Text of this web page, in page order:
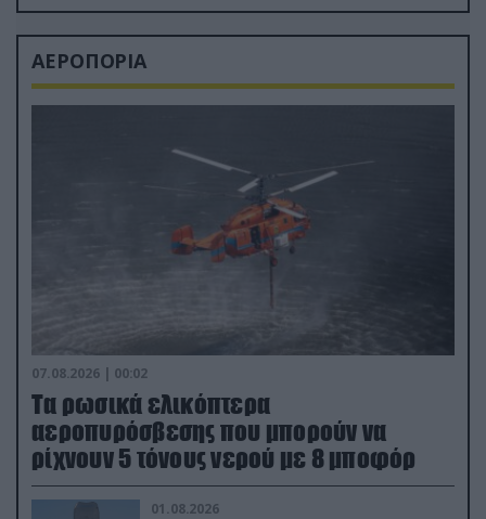
ΑΕΡΟΠΟΡΙΑ
07.08.2026 | 00:02
Τα ρωσικά ελικόπτερα
αεροπυρόσβεσης που μπορούν να
ρίχνουν 5 τόνους νερού με 8 μποφόρ
01.08.2026